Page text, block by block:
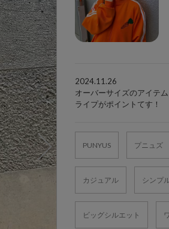
2024.11.26
オーバーサイズのアイテ
ライプがポイントてす！
PUNYUS プニュズ
カジュアル シンプ
ビッグシルエット